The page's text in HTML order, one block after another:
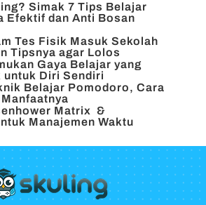
Simak 7 Tips Belajar
Efektif dan Anti Bosan
Tes Fisik Masuk Sekolah
Tipsnya agar Lolos
Gaya Belajar yang
untuk Diri Sendiri
Belajar Pomodoro, Cara
Matrix &
Manajemen Waktu